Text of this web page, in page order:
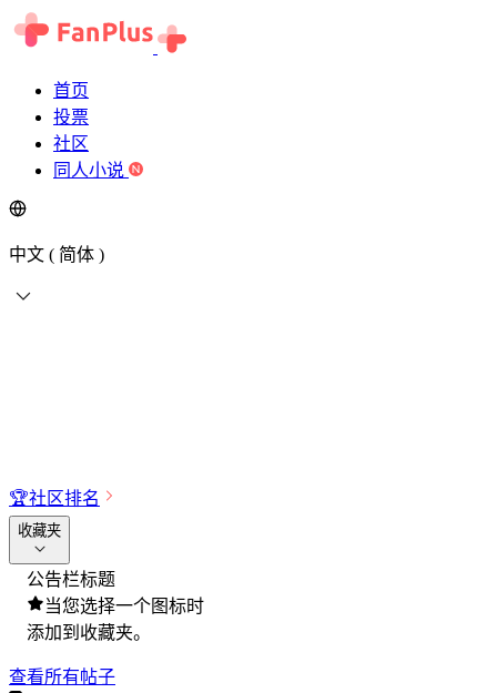
首页
投票
社区
同人小说
中文 ( 简体 )
🏆社区排名
收藏夹
公告栏标题
当您选择一个图标时
添加到收藏夹。
查看所有帖子